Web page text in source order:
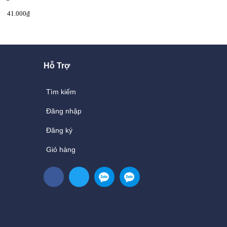
41.000₫
Hỗ Trợ
Tìm kiếm
Đăng nhập
Đăng ký
Giỏ hàng